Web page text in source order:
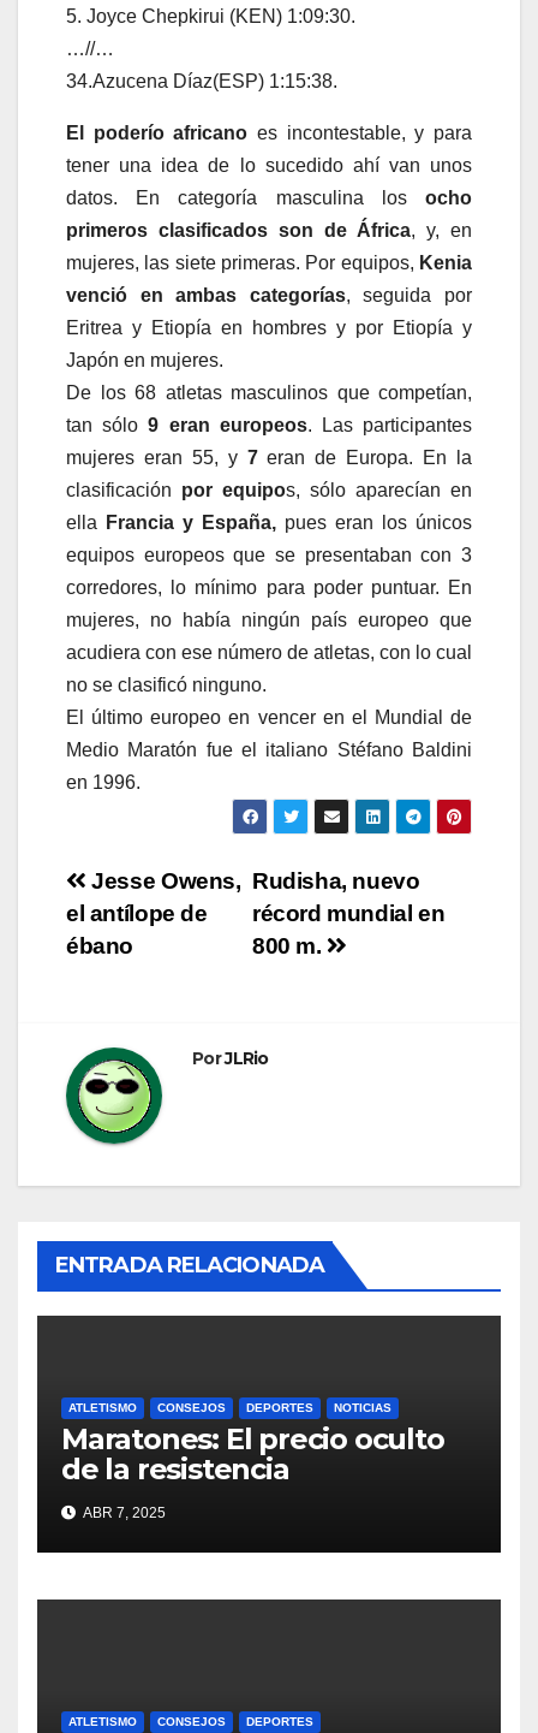
5. Joyce Chepkirui (KEN) 1:09:30.
…//…
34.Azucena Díaz(ESP) 1:15:38.
El poderío africano es incontestable, y para
tener una idea de lo sucedido ahí van unos
datos. En categoría masculina los ocho
primeros clasificados son de África, y, en
mujeres, las siete primeras. Por equipos, Kenia
venció en ambas categorías, seguida por
Eritrea y Etiopía en hombres y por Etiopía y
Japón en mujeres.
De los 68 atletas masculinos que competían,
tan sólo9 eran europeos. Las participantes
mujeres eran 55, y 7eran de Europa. En la
clasificación por equipos, sólo aparecían en
ella
Francia y España, pues eran los únicos
equipos europeos que se presentaban con 3
corredores, lo mínimo para poder puntuar. En
mujeres, no había ningún país europeo que
acudiera con ese número de atletas, con lo cual
no se clasificó ninguno.
El último europeo en vencer en el Mundial de
Medio Maratón fue el italiano Stéfano Baldini
en 1996.
Navegación
de
Rudisha, nuevo
récord mundial en
800 m.
Jesse Owens,
el antílope de
ébano
PorJLRio
ENTRADA RELACIONADA
ATLETISMO CONSEJOS DEPORTES NOTICIAS
Maratones: El precio oculto
de la resistencia
ABR 7, 2025
ATLETISMO CONSEJOS DEPORTES